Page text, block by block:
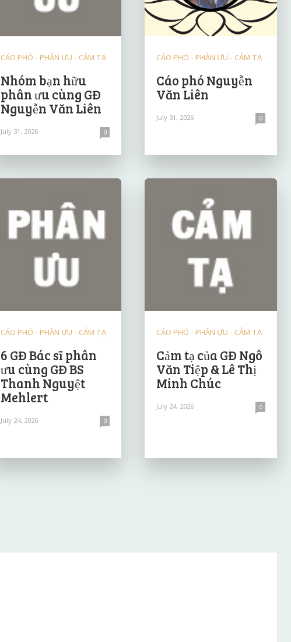
CÁO PHÓ - PHÂN ƯU - CẢM TẠ
Nhóm bạn hữu
phân ưu cùng GĐ
Nguyễn Văn Liên
July 31, 2026 0
CÁO PHÓ - PHÂN ƯU - CẢM TẠ
Cáo phó Nguyễn
Văn Liên
July 31, 2026 0
CÁO PHÓ - PHÂN ƯU - CẢM TẠ
6 GĐ Bác sĩ phân
ưu cùng GĐ BS
Thanh Nguyệt
Mehlert
July 24, 2026 0
CÁO PHÓ - PHÂN ƯU - CẢM TẠ
Cảm tạ của GĐ Ngô
Văn Tiệp & Lê Thị
Minh Chúc
July 24, 2026 0